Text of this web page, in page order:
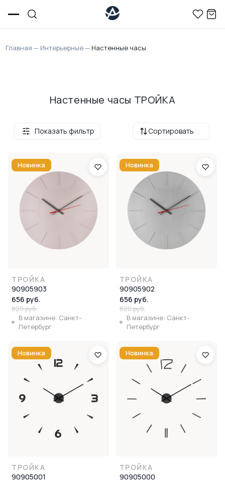
Главная — Интерьерные— Настенные часы
Настенные часы ТРОЙКА
Сортировать
Показать фильтр
Новинка
ТРОЙКА
90905903
656 руб.
820 руб.
В магазине: Санкт-
Петербург
Новинка
ТРОЙКА
90905902
656 руб.
820 руб.
В магазине: Санкт-
Петербург
Новинка
ТРОЙКА
90905001
Новинка
ТРОЙКА
90905000